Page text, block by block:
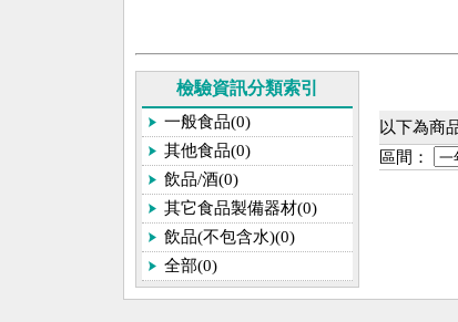
檢驗資訊分類索引
一般食品(0)
其他食品(0)
飲品/酒(0)
其它食品製備器材(0)
飲品(不包含水)(0)
全部(0)
以下為商
區間：